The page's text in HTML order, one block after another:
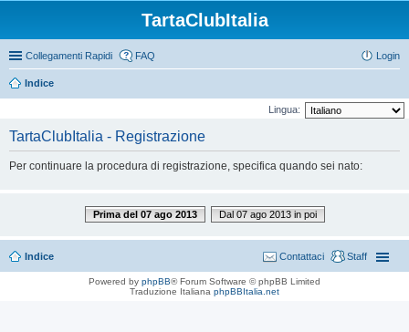
TartaClubItalia
Collegamenti Rapidi FAQ Login
Indice
Lingua:
TartaClubItalia - Registrazione
Per continuare la procedura di registrazione, specifica quando sei nato:
Prima del 07 ago 2013 Dal 07 ago 2013 in poi
Indice Staff
Contattaci
Powered by phpBB® Forum Software © phpBB Limited
Traduzione Italiana phpBBItalia.net